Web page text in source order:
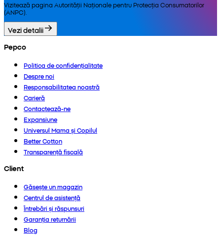
Vizitează pagina Autorității Naționale pentru Protecția Consumatorilor
(ANPC).
Vezi detalii
Pepco
Politica de confidențialitate
Despre noi
Responsabilitatea noastră
Carieră
Contactează-ne
Expansiune
Universul Mama și Copilul
Better Cotton
Transparență fiscală
Client
Găsește un magazin
Centrul de asistență
Întrebări și răspunsuri
Garanția returnării
Blog